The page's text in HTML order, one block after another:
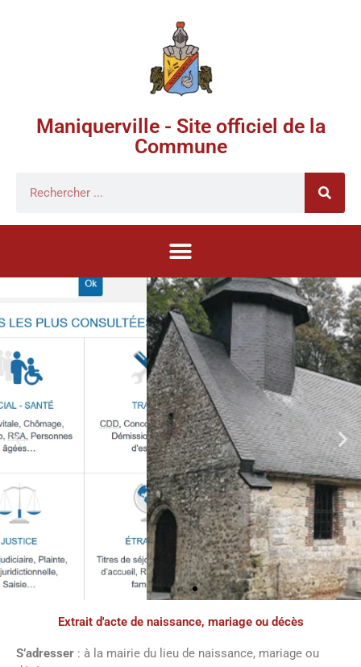
Maniquerville - Site officiel de la
Commune
Extrait d'acte de naissance, mariage ou décès
S’adresser : à la mairie du lieu de naissance, mariage ou